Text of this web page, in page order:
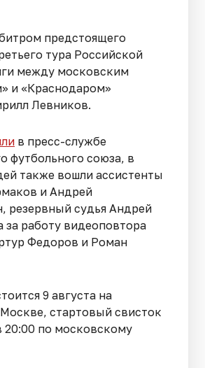
предстоящего
тура Российской
между московским
и «Краснодаром»
Левников.
в пресс-службе
футбольного союза, в
также вошли ассистенты
и Андрей
резервный судья Андрей
за работу видеоповтора
Федоров и Роман
9 августа на
стартовый свисток
20:00 по московскому